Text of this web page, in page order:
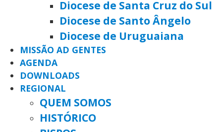
Diocese de Santa Cruz do Sul
Diocese de Santo Ângelo
Diocese de Uruguaiana
MISSÃO AD GENTES
AGENDA
DOWNLOADS
REGIONAL
QUEM SOMOS
HISTÓRICO